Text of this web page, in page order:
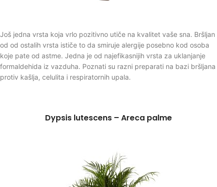
Još jedna vrsta koja vrlo pozitivno utiče na kvalitet vaše sna. Bršljan
od od ostalih vrsta ističe to da smiruje alergije posebno kod osoba
koje pate od astme. Jedna je od najefikasnijih vrsta za uklanjanje
formaldehida iz vazduha. Poznati su razni preparati na bazi bršljana
protiv kašlja, celulita i respiratornih upala.
Dypsis lutescens – Areca palme